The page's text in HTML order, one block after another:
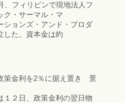
フィリピンで現地法人フ
ク・サーマル・マ
ションズ・アンド・プロダ
した。資本金は約
策金利を2％に据え置き 景
１２日、政策金利の翌日物